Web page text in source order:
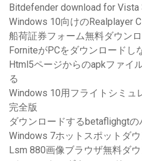
Bitdefender download for Vista
Windows 10向けのRealplayer
船荷証券フォーム無料ダウン
ForniteがPCをダウンロードし
Html5ページからのapkファイ
る
Windows 10用フライトシミュ
完全版
ダウンロードするbetaflighgt
Windows 7ホットスポットダ
Lsm 880画像ブラウザ無料ダ